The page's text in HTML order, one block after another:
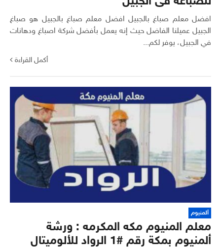
افضل معلم صباغ بالجبيل افضل معلم صباغ بالجبيل هو صباغ
الجبيل عميلنا الفاضل حيث إنه يعمل بأفضل شركة اصباغ ودهانات
في الجبيل، يوفر لكم...
أكمل القراءة
ألمنيوم
معلم المنيوم مكه المكرمه : ورشة
ألمنيوم بمكة رقم #1 الرواد للألوميتال